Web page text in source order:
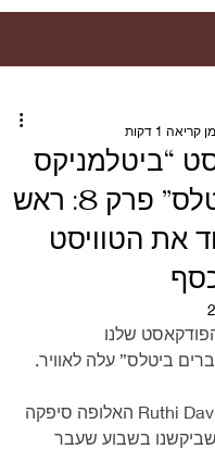
“ביטלמניקס
מדברים ביטלס” פרק 8: ראש
את הטוויסט
קריאה 1 דקות
הפודקאסט שלנו
ביטלס” עלה לאוויר.
חברת העמוד Ruthi David האלופה סיפקה
בשבוע שעבר